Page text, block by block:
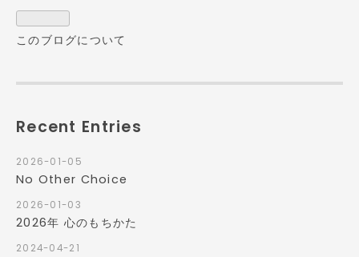
このブログについて
Recent Entries
2026-01-05
No Other Choice
2026-01-03
2026年 心のもちかた
2024-04-21